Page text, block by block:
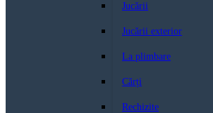
Jucării
Jucării exterior
La plimbare
Cărți
Rechizite